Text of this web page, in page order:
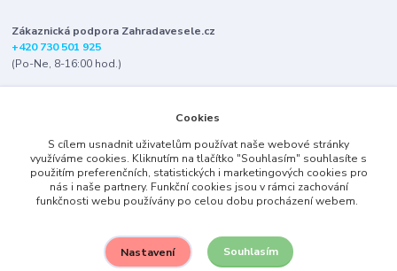
Zákaznická podpora Zahradavesele.cz
+420 730 501 925
(Po-Ne, 8-16:00 hod.)
Cookies
S cílem usnadnit uživatelům používat naše webové stránky
využíváme cookies. Kliknutím na tlačítko "Souhlasím" souhlasíte s
použitím preferenčních, statistických i marketingových cookies pro
nás i naše partnery. Funkční cookies jsou v rámci zachování
funkčnosti webu používány po celou dobu procházení webem.
Nastavení Souhlasím